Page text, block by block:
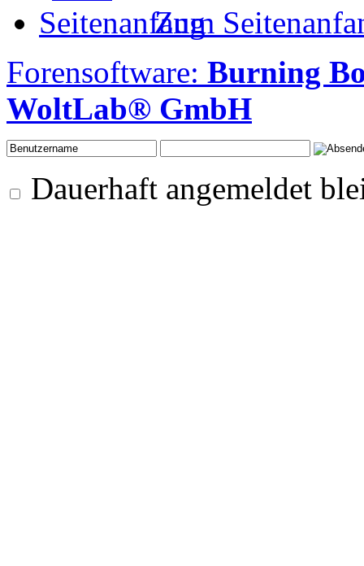
Zum
Forensoftware: Burning
WoltLab® GmbH
Dauerhaft angemeldet